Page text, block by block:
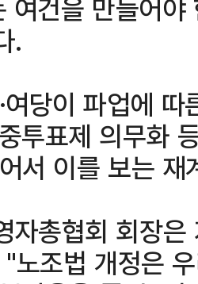
여건을 만들어
.
여당이 파업에
투표제 의무화
서 이를 보는 재
자총협회 회장
노조법 개정은